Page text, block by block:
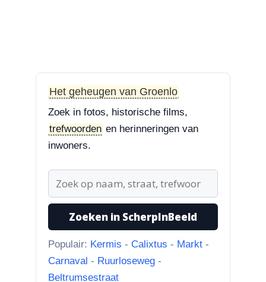
“Nog een tip. Deze buurman
ging van “Binnen de Grachte
“naar...”
1-8-2026
Koningssteeg met parkeerterrein
Achteruitgangen van: voor de
toren Br...”
31-7-2026
Watermolen
“Ik dacht al, wat doet Facebook
Het geheugen van Groenlo
Zoek in fotos, historische films,
trefwoorden en herinneringen van
inwoners.
Zoeken in ScherpInBeeld
Populair: Kermis - Calixtus - Markt -
Carnaval - Ruurloseweg -
Beltrumsestraat